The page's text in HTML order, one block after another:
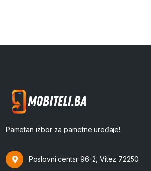
Pametan izbor za pametne uređaje!
Poslovni centar 96-2, Vitez 72250